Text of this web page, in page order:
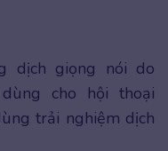
dịch giọng nói do
cho hội thoại
trải nghiệm dịch